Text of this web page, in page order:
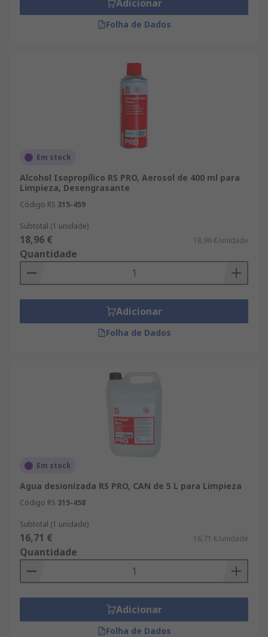
Adicionar
Folha de Dados
Em stock
Alcohol Isopropílico RS PRO, Aerosol de 400 ml para
Limpieza, Desengrasante
Código RS 315-459
Subtotal (1 unidade)
18,96 € 18,96 €/unidade
Quantidade
Adicionar
Folha de Dados
Em stock
Agua desionizada RS PRO, CAN de 5 L para Limpieza
Código RS 315-458
Subtotal (1 unidade)
16,71 € 16,71 €/unidade
Quantidade
Adicionar
Folha de Dados